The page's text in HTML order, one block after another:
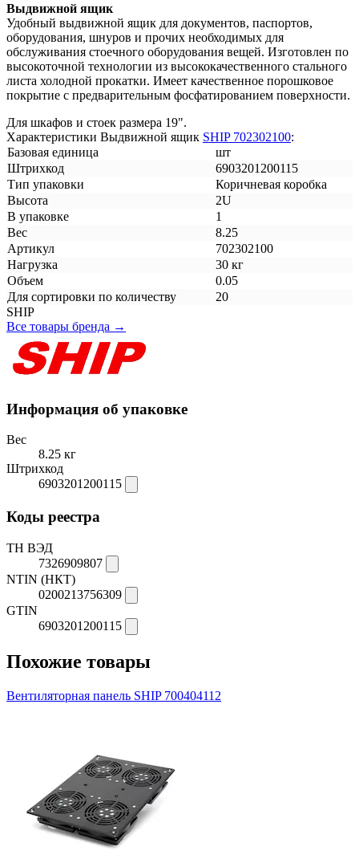
Выдвижной ящик
Удобный выдвижной ящик для документов, паспортов,
оборудования, шнуров и прочих необходимых для
обслуживания стоечного оборудования вещей. Изготовлен по
высокоточной технологии из высококачественного стального
листа холодной прокатки. Имеет качественное порошковое
покрытие с предварительным фосфатированием поверхности.
Для шкафов и стоек размера 19".
Характеристики Выдвижной ящик SHIP 702302100:
Базовая единица
шт
Штрихкод
6903201200115
Тип упаковки
Коричневая коробка
Высота
2U
В упаковке
1
Вес
8.25
Артикул
702302100
Нагрузка
30 кг
Объем
0.05
Для сортировки по количеству
20
SHIP
Все товары бренда →
Информация об упаковке
Вес
8.25 кг
Штрихкод
6903201200115
Коды реестра
ТН ВЭД
7326909807
NTIN (НКТ)
0200213756309
GTIN
6903201200115
Похожие товары
Вентиляторная панель SHIP 700404112